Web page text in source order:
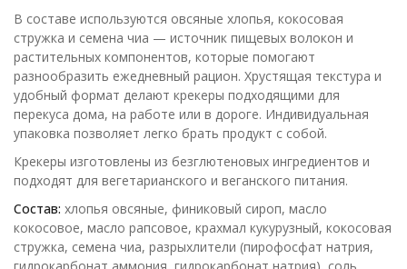
В составе используются овсяные хлопья, кокосовая
стружка и семена чиа — источник пищевых волокон и
растительных компонентов, которые помогают
разнообразить ежедневный рацион. Хрустящая текстура и
удобный формат делают крекеры подходящими для
перекуса дома, на работе или в дороге. Индивидуальная
упаковка позволяет легко брать продукт с собой.
Крекеры изготовлены из безглютеновых ингредиентов и
подходят для вегетарианского и веганского питания.
Состав: хлопья овсяные, финиковый сироп, масло
кокосовое, масло рапсовое, крахмал кукурузный, кокосовая
стружка, семена чиа, разрыхлители (пирофосфат натрия,